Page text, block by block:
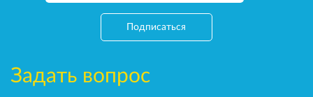
Подписаться
Задать вопрос